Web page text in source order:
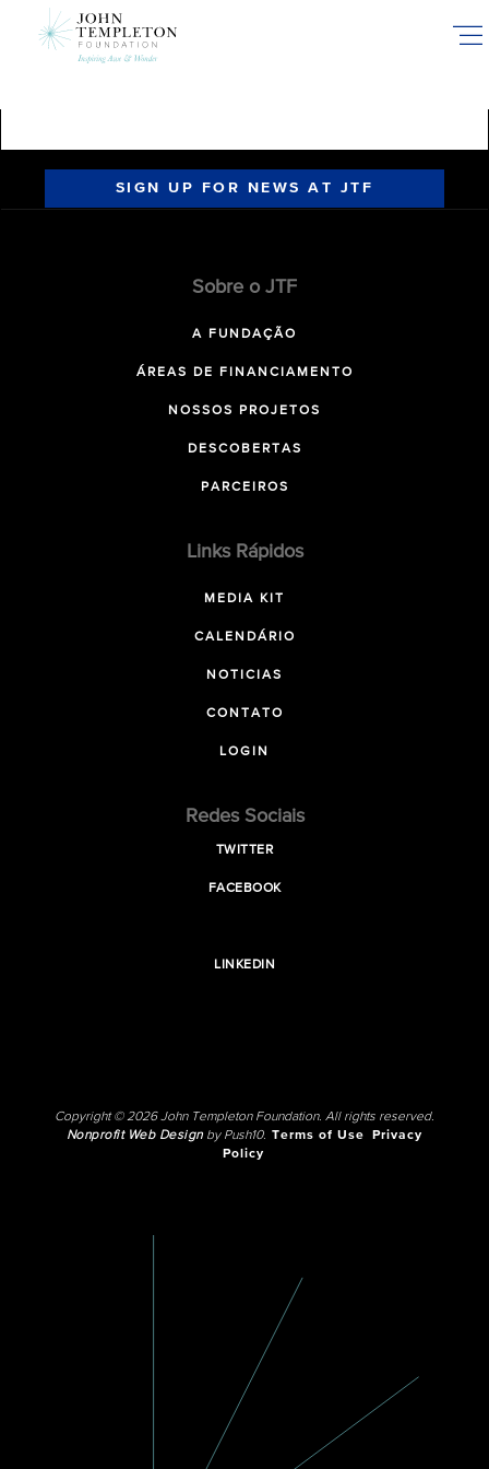
SIGN UP FOR NEWS AT JTF
Sobre o JTF
A FUNDAÇÃO
ÁREAS DE FINANCIAMENTO
NOSSOS PROJETOS
DESCOBERTAS
PARCEIROS
Links Rápidos
MEDIA KIT
CALENDÁRIO
NOTICIAS
CONTATO
LOGIN
Redes Sociais
TWITTER
FACEBOOK
LINKEDIN
Copyright © 2026 John Templeton Foundation. All rights reserved.
Nonprofit Web Designby Push10. Terms of Use
Privacy
Policy